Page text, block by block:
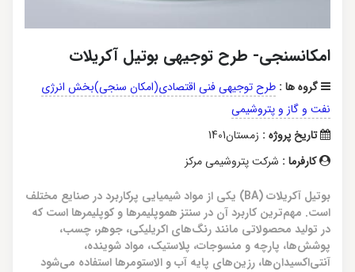
امکانسنجی- طرح توجیهی بوتیل آکریلات
گروه ها : طرح توجیهی فنی اقتصادی(امکان سنجی)بخش انرژی
نفت و گاز و پتروشیمی
تاریخ پروژه : زمستان1401
کارفرما : شرکت پتروشیمی مرکز
بوتیل آکریلات (BA) یکی از مواد شیمیایی پرکاربرد در صنایع مختلف
است. مهم‌ترین کاربرد آن در سنتز هموپلیمرها و کوپلیمرها است که
در تولید محصولاتی مانند رنگ‌های اکریلیکی، جوهر، چسب،
پوشش‌ها، پارچه و منسوجات، پلاستیک، مواد شوینده،
آنتی‌اکسیدان‌ها، رزین‌های پایه آب و الاستومرها استفاده می‌شود